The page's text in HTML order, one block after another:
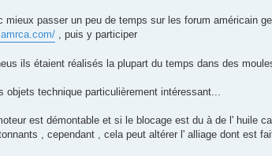
mieux passer un peu de temps sur les forum américain
, puis y participer
ils étaient réalisés la plupart du temps dans des
objets technique particulièrement intéressant...
est démontable et si le blocage est du à de l' huile
, cependant , cela peut altérer l' alliage dont est